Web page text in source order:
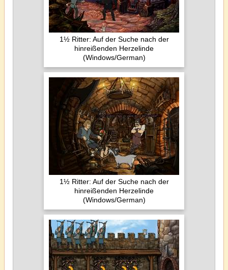
1½ Ritter: Auf der Suche nach der
hinreißenden Herzelinde
(Windows/German)
1½ Ritter: Auf der Suche nach der
hinreißenden Herzelinde
(Windows/German)